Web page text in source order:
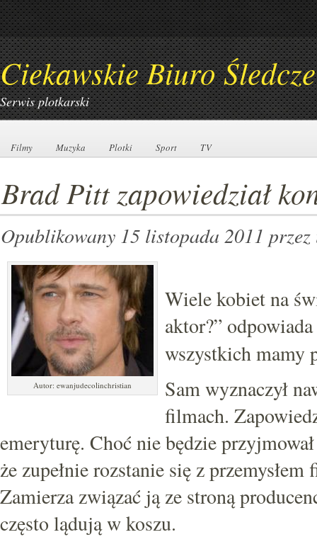
Ciekawskie Biuro Śledcze
Serwis plotkarski
Filmy
Filmy Muzyka
Muzyka Plotki
Plotki Sport
Sport TV
TV
Brad Pitt zapowiedział
Opublikowany 15 listopada 2011
Autor: ewanjudecolinchristian
Wiele kobiet na
aktor?”
wszystkich mamy
Sam wyznaczył
filmach.
emeryturę. Choć nie będzie
że zupełnie rozstanie się z
Zamierza związać ją ze stroną
często lądują w koszu.